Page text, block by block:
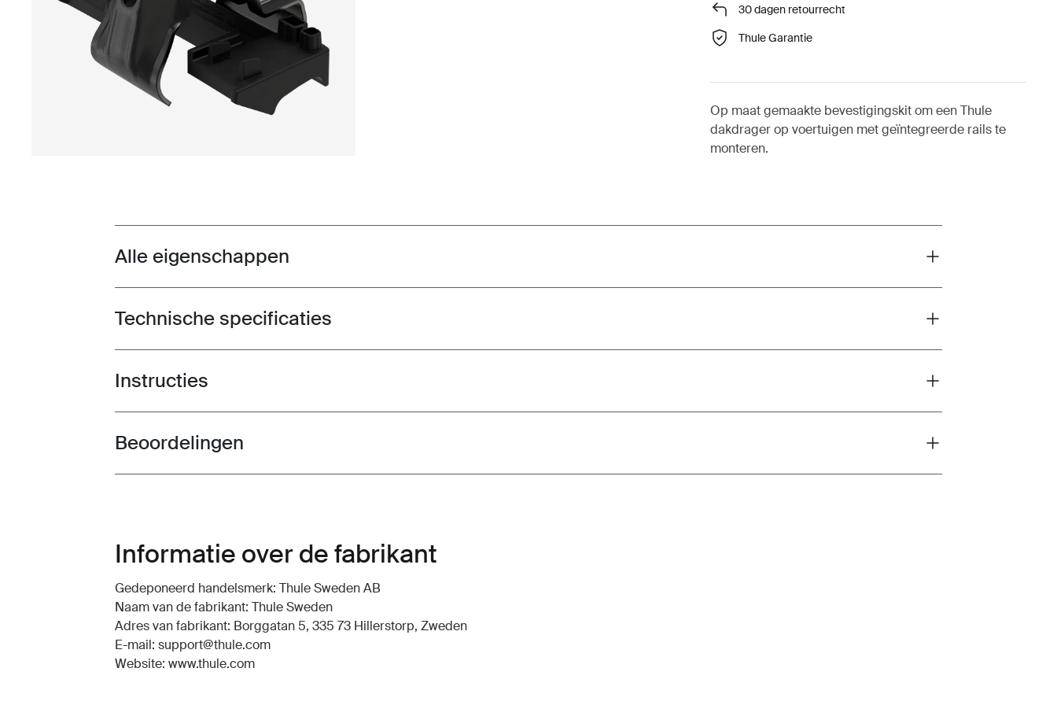
30 dagen retourrecht
Thule Garantie
Op maat gemaakte bevestigingskit om een Thule
dakdrager op voertuigen met geïntegreerde rails te
monteren.
Toggle features
Alle eigenschappen
Toggle techspec
Technische specificaties
Toggle guides and instructions
Instructies
Toggle overview
Beoordelingen
Informatie over de fabrikant
Gedeponeerd handelsmerk: Thule Sweden AB
Naam van de fabrikant: Thule Sweden
Adres van fabrikant: Borggatan 5, 335 73 Hillerstorp, Zweden
E-mail: support@thule.com
Website: www.thule.com